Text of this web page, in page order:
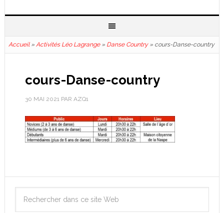
Accueil» Activités Léo Lagrange» Danse Country» cours-Danse-country
cours-Danse-country
30 MAI 2021PAR AZQ1